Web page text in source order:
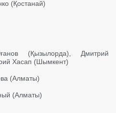
(Қостанай)
(Қызылорда), Дмитрий
Хасап (Шымкент)
(Алматы)
(Алматы)